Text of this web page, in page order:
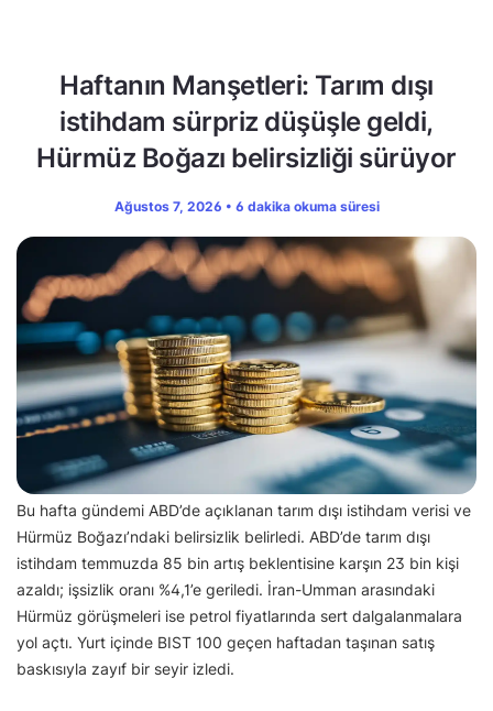
Haftanın Manşetleri: Tarım dışı
istihdam sürpriz düşüşle geldi,
Hürmüz Boğazı belirsizliği sürüyor
Ağustos 7, 2026 • 6 dakika okuma süresi
Bu hafta gündemi ABD’de açıklanan tarım dışı istihdam verisi ve
Hürmüz Boğazı’ndaki belirsizlik belirledi. ABD’de tarım dışı
istihdam temmuzda 85 bin artış beklentisine karşın 23 bin kişi
azaldı; işsizlik oranı %4,1’e geriledi. İran-Umman arasındaki
Hürmüz görüşmeleri ise petrol fiyatlarında sert dalgalanmalara
yol açtı. Yurt içinde BIST 100 geçen haftadan taşınan satış
baskısıyla zayıf bir seyir izledi.